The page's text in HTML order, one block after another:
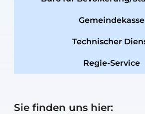
Gemeindekasse
Technischer
Regie-Service
Sie finden uns hier: